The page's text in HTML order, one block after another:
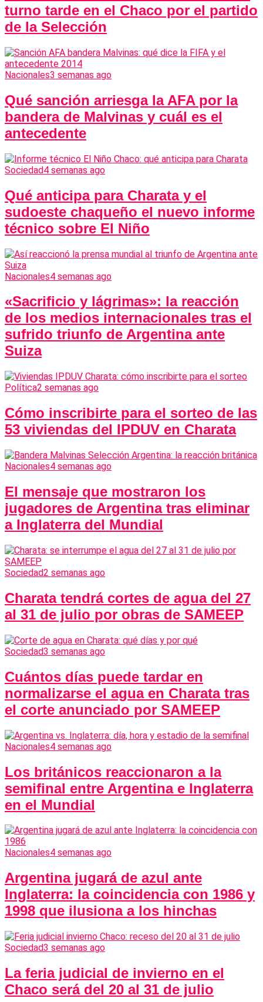
turno tarde en el Chaco por el partido
de la Selección
Nacionales3 semanas ago
Qué sanción arriesga la AFA por la
bandera de Malvinas y cuál es el
antecedente
Sociedad4 semanas ago
Qué anticipa para Charata y el
sudoeste chaqueño el nuevo informe
técnico sobre El Niño
Nacionales4 semanas ago
«Sacrificio y lágrimas»: la reacción
de los medios internacionales tras el
sufrido triunfo de Argentina ante
Suiza
Política2 semanas ago
Cómo inscribirte para el sorteo de las
53 viviendas del IPDUV en Charata
Nacionales4 semanas ago
El mensaje que mostraron los
jugadores de Argentina tras eliminar
a Inglaterra del Mundial
Sociedad2 semanas ago
Charata tendrá cortes de agua del 27
al 31 de julio por obras de SAMEEP
Sociedad3 semanas ago
Cuántos días puede tardar en
normalizarse el agua en Charata tras
el corte anunciado por SAMEEP
Nacionales4 semanas ago
Los británicos reaccionaron a la
semifinal entre Argentina e Inglaterra
en el Mundial
Nacionales4 semanas ago
Argentina jugará de azul ante
Inglaterra: la coincidencia con 1986 y
1998 que ilusiona a los hinchas
Sociedad3 semanas ago
La feria judicial de invierno en el
Chaco será del 20 al 31 de julio